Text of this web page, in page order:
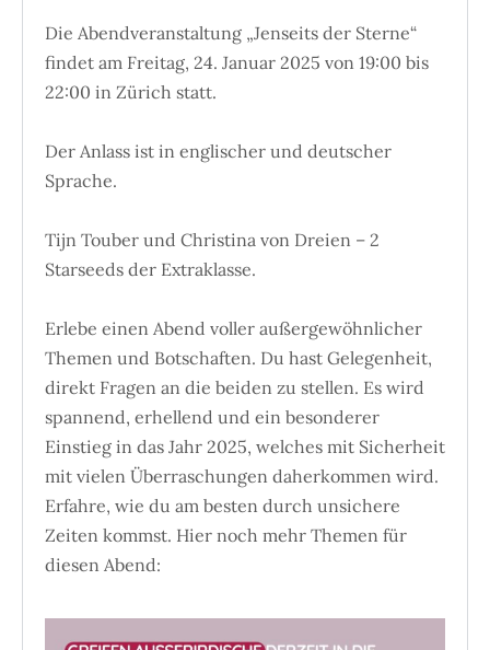
Die Abendveranstaltung „Jenseits der Sterne“
findet am Freitag, 24. Januar 2025 von 19:00 bis
22:00 in Zürich statt.
Der Anlass ist in englischer und deutscher
Sprache.
Tijn Touber und Christina von Dreien – 2
Starseeds der Extraklasse.
Erlebe einen Abend voller außergewöhnlicher
Themen und Botschaften. Du hast Gelegenheit,
direkt Fragen an die beiden zu stellen. Es wird
spannend, erhellend und ein besonderer
Einstieg in das Jahr 2025, welches mit Sicherheit
mit vielen Überraschungen daherkommen wird.
Erfahre, wie du am besten durch unsichere
Zeiten kommst. Hier noch mehr Themen für
diesen Abend: